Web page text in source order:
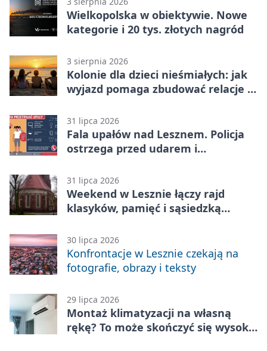
Wielkopolska w obiektywie. Nowe
kategorie i 20 tys. złotych nagród
3 sierpnia 2026
Kolonie dla dzieci nieśmiałych: jak
wyjazd pomaga zbudować relacje z
31 lipca 2026
Fala upałów nad Lesznem. Policja
ostrzega przed udarem i
31 lipca 2026
Weekend w Lesznie łączy rajd
klasyków, pamięć i sąsiedzką
30 lipca 2026
Konfrontacje w Lesznie czekają na
fotografie, obrazy i teksty
29 lipca 2026
Montaż klimatyzacji na własną
rękę? To może skończyć się wysoką